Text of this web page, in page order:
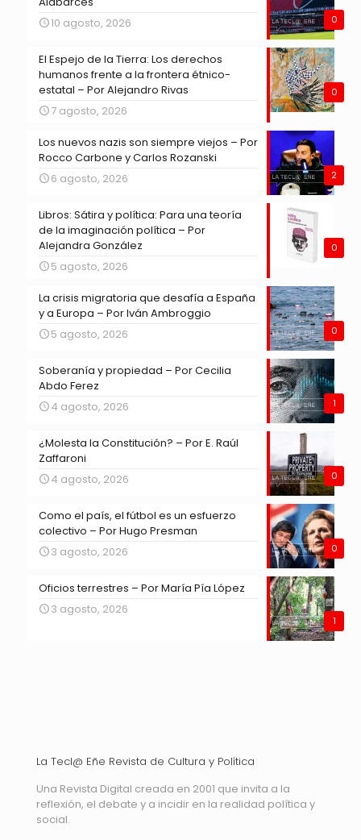
0
10 agosto, 2026
0
El Espejo de la Tierra: Los derechos
humanos frente a la frontera étnico-
estatal – Por Alejandro Rivas
7 agosto, 2026
2
Los nuevos nazis son siempre viejos – Por
Rocco Carbone y Carlos Rozanski
6 agosto, 2026
0
Libros: Sátira y política: Para una teoría
de la imaginación política – Por
Alejandra González
5 agosto, 2026
0
La crisis migratoria que desafía a España
y a Europa – Por Iván Ambroggio
5 agosto, 2026
1
Soberanía y propiedad – Por Cecilia
Abdo Ferez
4 agosto, 2026
0
¿Molesta la Constitución? – Por E. Raúl
Zaffaroni
4 agosto, 2026
0
Como el país, el fútbol es un esfuerzo
colectivo – Por Hugo Presman
3 agosto, 2026
1
Oficios terrestres – Por María Pía López
3 agosto, 2026
La Tecl@ Eñe Revista de Cultura y Política
Una Revista Digital creada en 2001 que invita a la
reflexión, el debate y a incidir en la realidad política y
social.